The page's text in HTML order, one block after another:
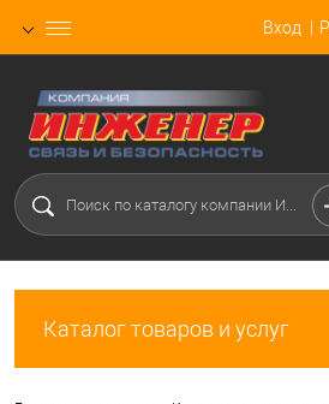
Вход
Каталог товаров и услуг